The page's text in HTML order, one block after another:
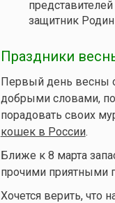
защитник
Праздники
Первый день весны
добрыми словами,
порадовать своих
кошек в России.
Ближе к 8 марта
прочими приятными
Хочется верить, что